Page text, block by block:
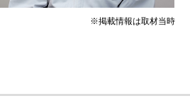
※掲載情報は取材当時